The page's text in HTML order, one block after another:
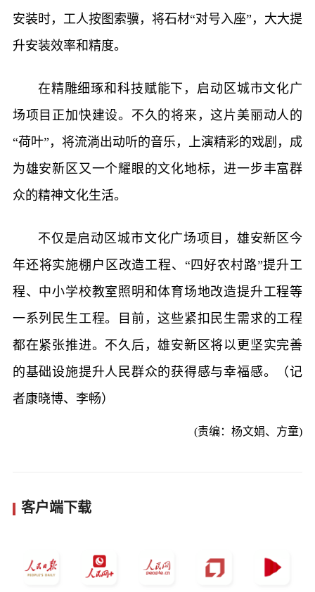
安装时，工人按图索骥，将石材“对号入座”，大大提
升安装效率和精度。
在精雕细琢和科技赋能下，启动区城市文化广
场项目正加快建设。不久的将来，这片美丽动人的
“荷叶”，将流淌出动听的音乐，上演精彩的戏剧，成
为雄安新区又一个耀眼的文化地标，进一步丰富群
众的精神文化生活。
不仅是启动区城市文化广场项目，雄安新区今
年还将实施棚户区改造工程、“四好农村路”提升工
程、中小学校教室照明和体育场地改造提升工程等
一系列民生工程。目前，这些紧扣民生需求的工程
都在紧张推进。不久后，雄安新区将以更坚实完善
的基础设施提升人民群众的获得感与幸福感。（记
者康晓博、李畅）
(责编：杨文娟、方童)
客户端下载